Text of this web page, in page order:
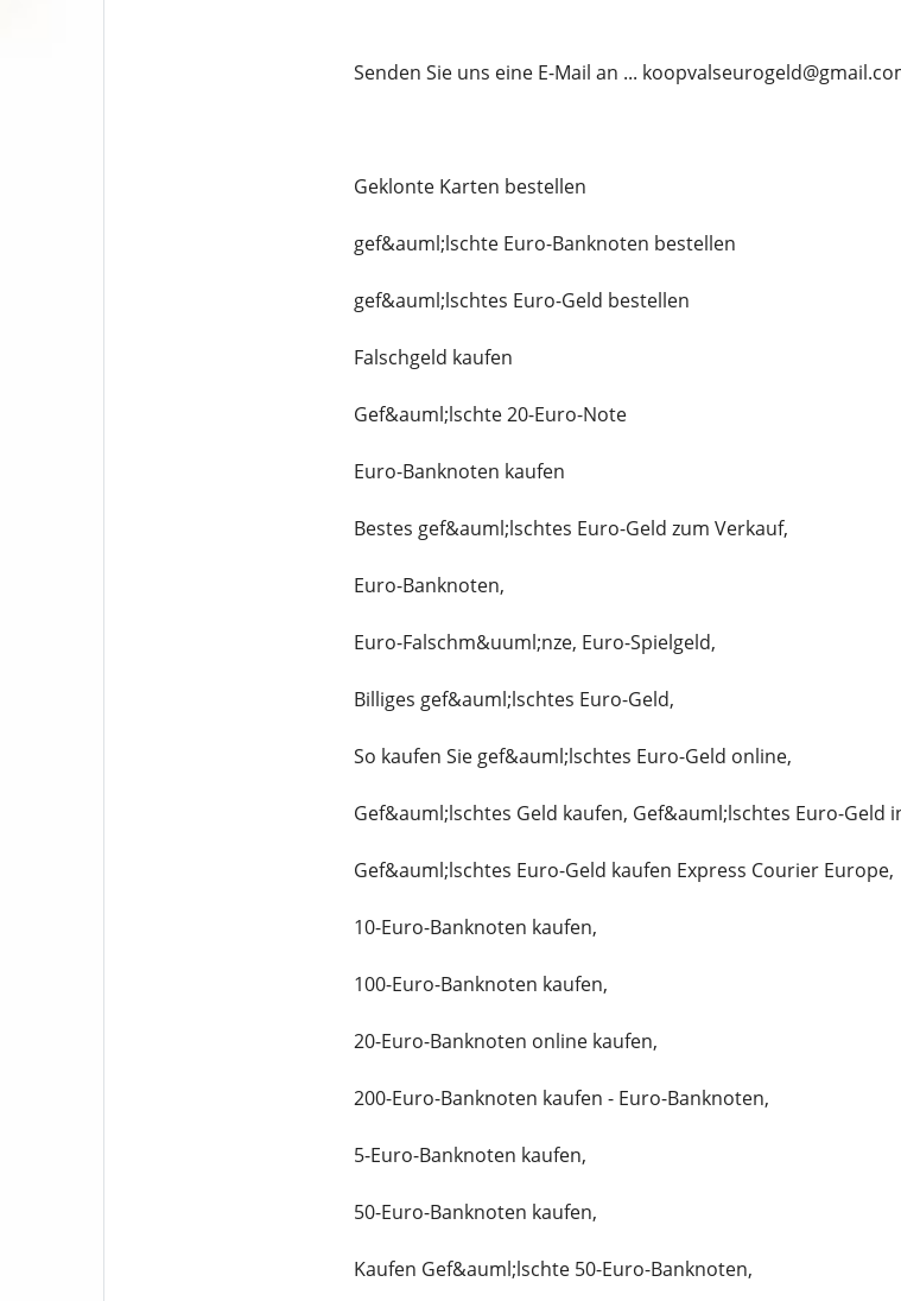
Senden Sie uns eine E-Mail an ...
Geklonte Karten bestellen
gef&auml;lschte Euro-Banknoten bestellen
gef&auml;lschtes Euro-Geld bestellen
Falschgeld kaufen
Gef&auml;lschte 20-Euro-Note
Euro-Banknoten kaufen
Bestes gef&auml;lschtes Euro-Geld zum Verkauf,
Euro-Banknoten,
Euro-Falschm&uuml;nze, Euro-Spielgeld,
Billiges gef&auml;lschtes Euro-Geld,
So kaufen Sie gef&auml;lschtes Euro-Geld online,
Gef&auml;lschtes Geld kaufen, Gef&auml;lschtes Euro-Geld
Gef&auml;lschtes Euro-Geld kaufen Express Courier Europe,
10-Euro-Banknoten kaufen,
100-Euro-Banknoten kaufen,
20-Euro-Banknoten online kaufen,
200-Euro-Banknoten kaufen - Euro-Banknoten,
5-Euro-Banknoten kaufen,
50-Euro-Banknoten kaufen,
Kaufen Gef&auml;lschte 50-Euro-Banknoten,